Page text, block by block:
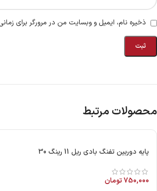
ذخیره نام، ایمیل و وبسایت من در مرورگر برای
محصولات مرتبط
پایه دوربین تفنگ بادی ریل 11 رینگ 30
750,000تومان